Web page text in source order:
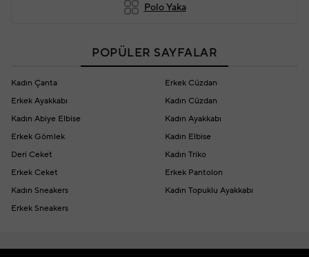
Polo Yaka
POPÜLER SAYFALAR
Kadın Çanta
Erkek Cüzdan
Erkek Ayakkabı
Kadın Cüzdan
Kadın Abiye Elbise
Kadın Ayakkabı
Erkek Gömlek
Kadın Elbise
Deri Ceket
Kadın Triko
Erkek Ceket
Erkek Pantolon
Kadın Sneakers
Kadın Topuklu Ayakkabı
Erkek Sneakers